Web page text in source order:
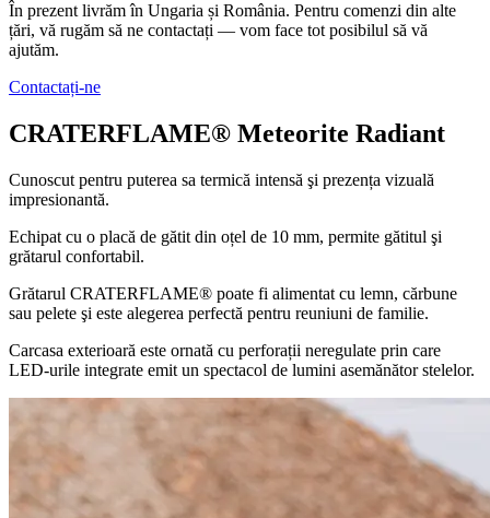
În prezent livrăm în Ungaria și România. Pentru comenzi din alte
țări, vă rugăm să ne contactați — vom face tot posibilul să vă
ajutăm.
Contactați-ne
CRATERFLAME® Meteorite Radiant
Cunoscut pentru puterea sa termică intensă şi prezența vizuală
impresionantă.
Echipat cu o placă de gătit din oțel de 10 mm, permite gătitul şi
grătarul confortabil.
Grătarul CRATERFLAME® poate fi alimentat cu lemn, cărbune
sau pelete şi este alegerea perfectă pentru reuniuni de familie.
Carcasa exterioară este ornată cu perforații neregulate prin care
LED-urile integrate emit un spectacol de lumini asemănător stelelor.